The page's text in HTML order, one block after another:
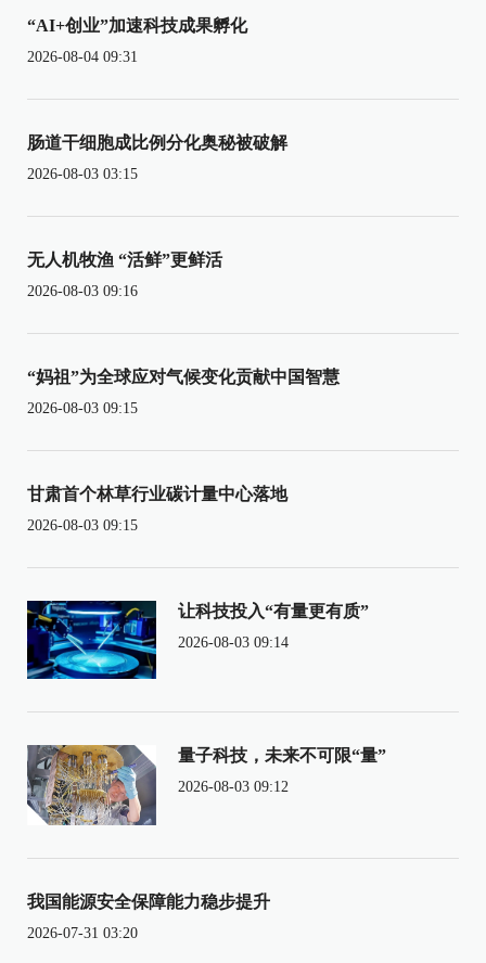
“AI+创业”加速科技成果孵化
2026-08-04 09:31
肠道干细胞成比例分化奥秘被破解
2026-08-03 03:15
无人机牧渔 “活鲜”更鲜活
2026-08-03 09:16
“妈祖”为全球应对气候变化贡献中国智慧
2026-08-03 09:15
甘肃首个林草行业碳计量中心落地
2026-08-03 09:15
让科技投入“有量更有质”
2026-08-03 09:14
量子科技，未来不可限“量”
2026-08-03 09:12
我国能源安全保障能力稳步提升
2026-07-31 03:20